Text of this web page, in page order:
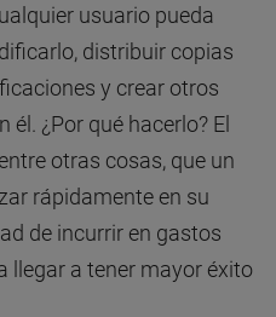
usuario pueda
distribuir copias
y crear otros
él. ¿Por qué hacerlo? El
otras cosas, que un
rápidamente en su
de incurrir en gastos
llegar a tener mayor éxito